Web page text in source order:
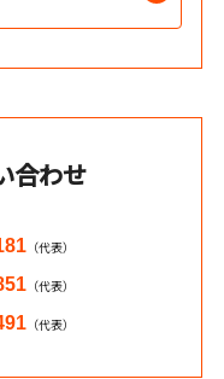
合わせ
（代表）
（代表）
（代表）